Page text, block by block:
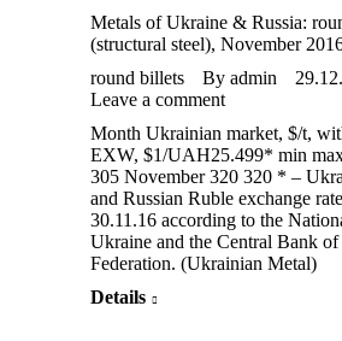
Metals of Ukraine & Russia:
(structural steel), November
round billets
By admin
Leave a comment
Month Ukrainian market, $/t,
EXW, $1/UAH25.499* min
305 November 320 320 * –
and Russian Ruble exchange
30.11.16 according to the
Ukraine and the Central Bank of
Federation. (Ukrainian Metal)
Details